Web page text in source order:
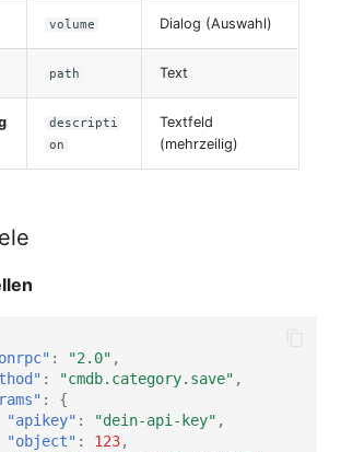
volume Dialog (Auswahl)
path Text
descripti
on
Textfeld
(mehrzeilig)
: "2.0" ,
: "cmdb.category.save" ,
:
{
"apikey" : "dein-api-key" ,
"object" : 123,